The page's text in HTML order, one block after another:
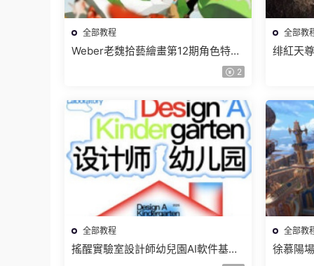
全部教程
Weber老魏拾藝繪畫第12期角色特訓
2
全部教
绯紅天
全部教程
搖醒實驗室設計師幼兒園AI軟件基礎
全部教
徐慕陽